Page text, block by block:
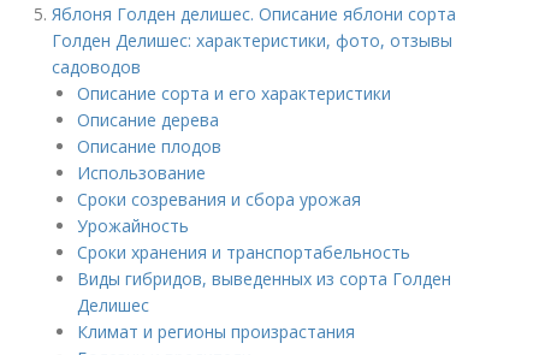
Яблоня Голден делишес. Описание яблони сорта
Голден Делишес: характеристики, фото, отзывы
садоводов
Описание сорта и его характеристики
Описание дерева
Описание плодов
Использование
Сроки созревания и сбора урожая
Урожайность
Сроки хранения и транспортабельность
Виды гибридов, выведенных из сорта Голден
Делишес
Климат и регионы произрастания